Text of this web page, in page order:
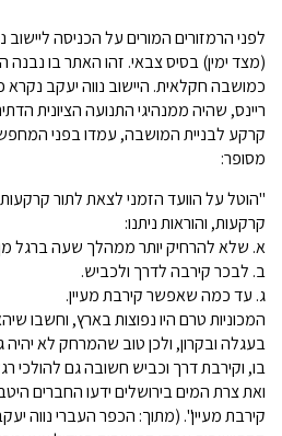
לפני הרמזורים המורים על הכניסה
כמושבה חקלאית. היישוב נווה יעקב
ריינס, שהיה ממנהיגי התנועה הציונית
קרקע לבניית המושבה, עמדו בפני
מסופר:
"הוטל על הוועד הזמני לצאת לתור
קרקעות, והוראות ניתנו:
א. שלא להרחיק יותר ממהלך שעה ברגל מן
ב. לבכר קירבה לדרך ולכביש.
ג. עד כמה שאפשר קירבת מעיין.
המכוניות טרם היו נפוצות בארץ, וחשבו
בעגלה ובקרון, ולכן טוב שהמרחק לא
בו, וקירבת דרך וכביש חשובה גם להולכי
ואת צרת המים בירושלים ידעו החברים